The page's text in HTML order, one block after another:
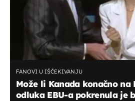
FANOVI U IŠČEKIVANJU
Može li Kanada konačno na
odluka EBU-a pokrenula je